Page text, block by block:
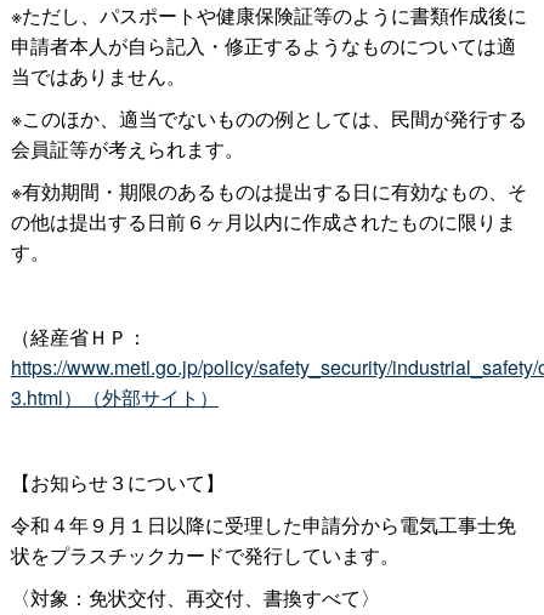
※ただし、パスポートや健康保険証等のように書類作成後に
申請者本人が自ら記入・修正するようなものについては適
当ではありません。
※このほか、適当でないものの例としては、民間が発行する
会員証等が考えられます。
※有効期間・期限のあるものは提出する日に有効なもの、そ
の他は提出する日前６ヶ月以内に作成されたものに限りま
す。
（経産省ＨＰ：
https://www.meti.go.jp/policy/safety_security/
3.html）（外部サイト）
【お知らせ３について】
令和４年９月１日以降に受理した申請分から電気工事士免
状をプラスチックカードで発行しています。
〈対象：免状交付、再交付、書換すべて〉